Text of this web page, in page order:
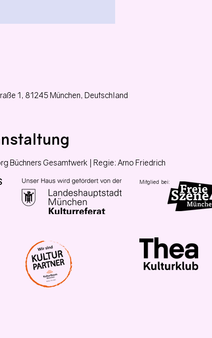
1, 81245 München, Deutschland
Büchners Gesamtwerk | Regie: Arno Friedrich
Mitglied bei: